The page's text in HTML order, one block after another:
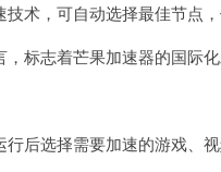
，可自动选择最佳节点，
志着芒果加速器的国际化
选择需要加速的游戏、视